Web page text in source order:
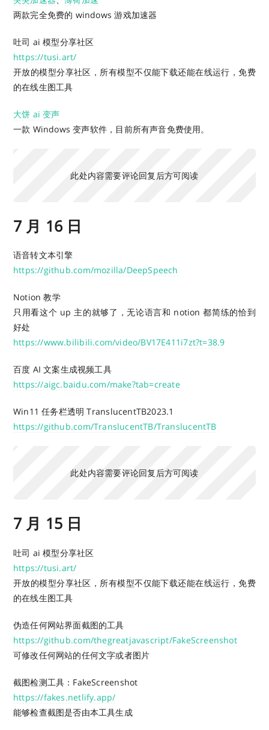
两款完全免费的 windows 游戏加速器
吐司 ai 模型分享社区
https://tusi.art/
开放的模型分享社区，所有模型不仅能下载还能在线运行，免费
的在线生图工具
大饼 ai 变声
一款 Windows 变声软件，目前所有声音免费使用。
此处内容需要评论回复后方可阅读
7 月 16 日
语音转文本引擎
https://github.com/mozilla/DeepSpeech
Notion 教学
只用看这个 up 主的就够了，无论语言和 notion 都简练的恰到
好处
https://www.bilibili.com/video/BV17E411i7zt?t=38.9
百度 AI 文案生成视频工具
https://aigc.baidu.com/make?tab=create
Win11 任务栏透明 TranslucentTB2023.1
https://github.com/TranslucentTB/TranslucentTB
此处内容需要评论回复后方可阅读
7 月 15 日
吐司 ai 模型分享社区
https://tusi.art/
开放的模型分享社区，所有模型不仅能下载还能在线运行，免费
的在线生图工具
伪造任何网站界面截图的工具
https://github.com/thegreatjavascript/FakeScreenshot
可修改任何网站的任何文字或者图片
截图检测工具：FakeScreenshot
https://fakes.netlify.app/
能够检查截图是否由本工具生成